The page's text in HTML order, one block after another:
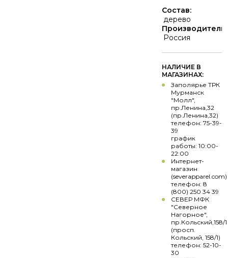
Состав:
дерево
Производитель:
Россия
НАЛИЧИЕ В
МАГАЗИНАХ:
Заполярье ТРК
Мурманск
"Молл",
пр.Ленина,32
(пр.Ленина,32)
телефон: 75-39-
39
график
работы: 10:00-
22:00
Интернет-
магазин
(severapparel.com)
телефон: 8
(800) 250 34 39
СЕВЕР МФК
"Северное
Нагорное",
пр.Кольский,158/1
(просп.
Кольский, 158/1)
телефон: 52-10-
30